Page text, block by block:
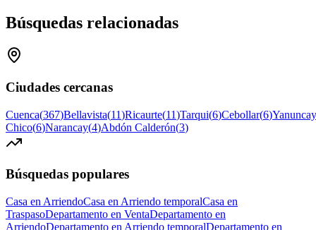
Búsquedas relacionadas
Ciudades cercanas
Cuenca(367)Bellavista(11)Ricaurte(11)Tarqui(6)Cebollar(6)Yanuncay
Chico(6)Narancay(4)Abdón Calderón(3)
Búsquedas populares
Casa en ArriendoCasa en Arriendo temporalCasa en
TraspasoDepartamento en VentaDepartamento en
ArriendoDepartamento en Arriendo temporalDepartamento en